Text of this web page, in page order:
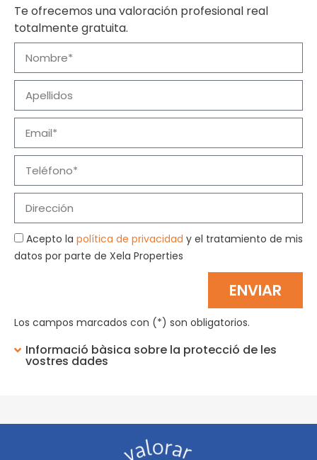
Te ofrecemos una valoración profesional real
totalmente gratuita.
Acepto la política de privacidad y el tratamiento de mis
datos por parte de Xela Properties
ENVIAR
Los campos marcados con (*) son obligatorios.
Informació bàsica sobre la protecció de les
vostres dades